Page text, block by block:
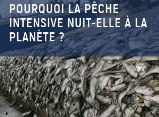
POURQUOI LA PÊCHE
INTENSIVE NUIT-ELLE À LA
PLANÈTE ?